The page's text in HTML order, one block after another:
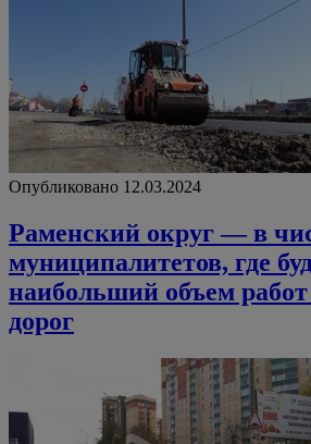
Опубликовано 12.03.2024
Раменский округ — в
муниципалитетов, где
наибольший объем
дорог